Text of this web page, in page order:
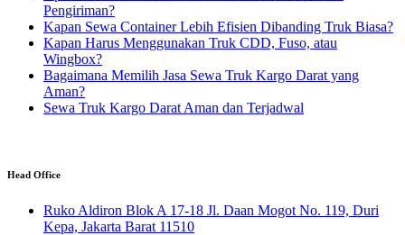
Pengiriman?
Kapan Sewa Container Lebih Efisien Dibanding Truk Biasa?
Kapan Harus Menggunakan Truk CDD, Fuso, atau
Wingbox?
Bagaimana Memilih Jasa Sewa Truk Kargo Darat yang
Aman?
Sewa Truk Kargo Darat Aman dan Terjadwal
Head Office
Ruko Aldiron Blok A 17-18 Jl. Daan Mogot No. 119, Duri
Kepa, Jakarta Barat 11510